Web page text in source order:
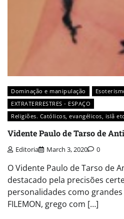
Dominação e manipulação
EXTRATERRESTRES - ESPAÇO
Religiões. Católicos, evangélicos, islã
Vidente Paulo de Tarso de
Editoria March 3, 2020 0
O Vidente Paulo de Tarso de
destacado pela precisões
personalidades como
FILEMON, grego com […]